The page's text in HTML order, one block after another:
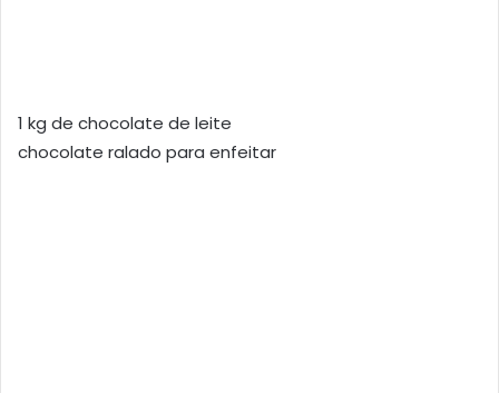
1 kg de chocolate de leite
chocolate ralado para enfeitar